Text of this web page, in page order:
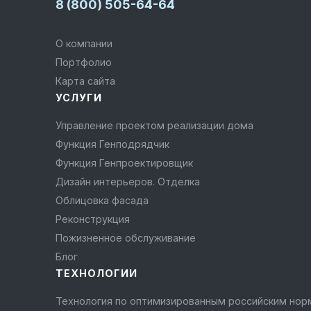
8 (800) 505-64-64
О компании
Портфолио
Карта сайта
УСЛУГИ
Управление проектом реализации дома
Функция Генподрядчик
Функция Генпроектировщик
Дизайн интерьеров. Отделка
Облицовка фасада
Реконструкция
Пожизненное обслуживание
Блог
ТЕХНОЛОГИИ
Технология по оптимизированным российским